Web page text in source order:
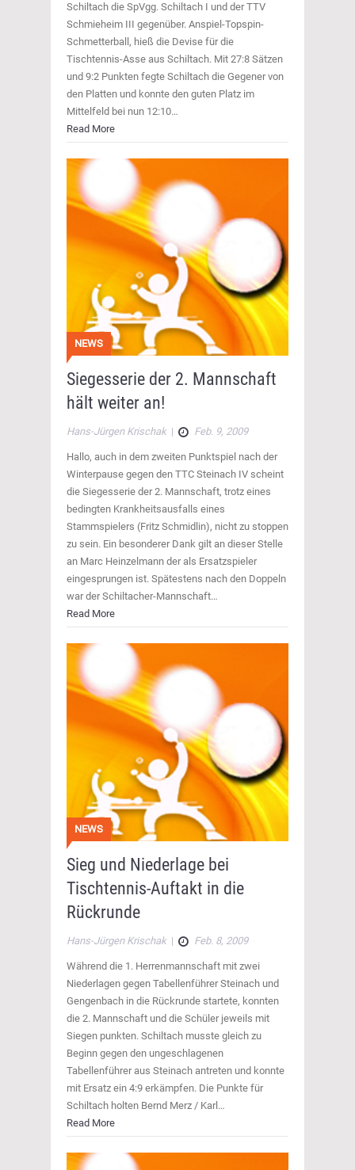
Schiltach die SpVgg. Schiltach I und der TTV
Schmieheim III gegenüber. Anspiel-Topspin-
Schmetterball, hieß die Devise für die
Tischtennis-Asse aus Schiltach. Mit 27:8 Sätzen
und 9:2 Punkten fegte Schiltach die Gegener von
den Platten und konnte den guten Platz im
Mittelfeld bei nun 12:10…
Read More
NEWS
Siegesserie der 2. Mannschaft
hält weiter an!
Hans-Jürgen Krischak| Feb. 9, 2009
Hallo, auch in dem zweiten Punktspiel nach der
Winterpause gegen den TTC Steinach IV scheint
die Siegesserie der 2. Mannschaft, trotz eines
bedingten Krankheitsausfalls eines
Stammspielers (Fritz Schmidlin), nicht zu stoppen
zu sein. Ein besonderer Dank gilt an dieser Stelle
an Marc Heinzelmann der als Ersatzspieler
eingesprungen ist. Spätestens nach den Doppeln
war der Schiltacher-Mannschaft…
Read More
NEWS
Sieg und Niederlage bei
Tischtennis-Auftakt in die
Rückrunde
Hans-Jürgen Krischak| Feb. 8, 2009
Während die 1. Herrenmannschaft mit zwei
Niederlagen gegen Tabellenführer Steinach und
Gengenbach in die Rückrunde startete, konnten
die 2. Mannschaft und die Schüler jeweils mit
Siegen punkten. Schiltach musste gleich zu
Beginn gegen den ungeschlagenen
Tabellenführer aus Steinach antreten und konnte
mit Ersatz ein 4:9 erkämpfen. Die Punkte für
Schiltach holten Bernd Merz / Karl…
Read More